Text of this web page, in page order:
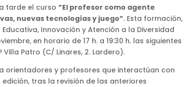
tarde el curso”El profesor como agente
nuevas tecnologías y juego”. Esta formación,
Innovación y Atención a la Diversidad
en horario de 17 h. a 19:30 h. las siguientes
Villa Patro (C/ Linares, 2. Lardero).
orientadores y profesores que interactúan con
edición, tras la revisión de las anteriores